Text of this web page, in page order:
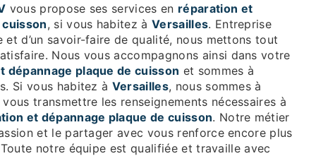
vous propose ses services en réparation et
, si vous habitez àVersailles. Entreprise
et d’un savoir-faire de qualité, nous mettons tout
Nous vous accompagnons ainsi dans votre
dépannage plaque de cuisson et sommes à
Si vous habitez à Versailles, nous sommes à
transmettre les renseignements nécessaires à
et dépannage plaque de cuisson. Notre métier
et le partager avec vous renforce encore plus
notre équipe est qualifiée et travaille avec